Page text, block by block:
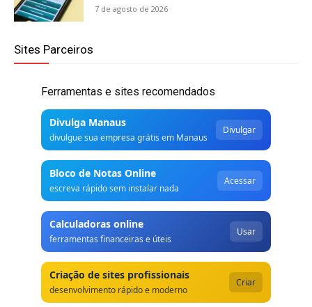
7 de agosto de 2026
Sites Parceiros
Ferramentas e sites recomendados
Divulga Manaus
divulgue sua empresa grátis em Manaus
Divulgar
Bloco de Notas Online
escreva rápido sem instalar nada
Acessar
Calculadoras online
ferramentas financeiras e úteis
Usar
Criação de sites profissionais
desenvolvimento rápido e moderno
Criar